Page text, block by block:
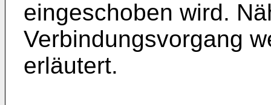
eingeschoben wird.
Verbindungsvorgang
erläutert.